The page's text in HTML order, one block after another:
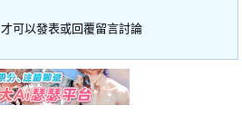
才可以發表或回覆留言討論